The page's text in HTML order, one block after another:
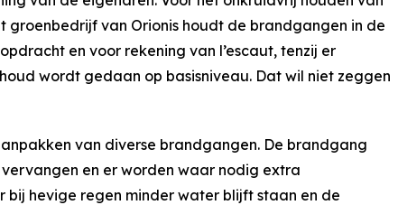
van Orionis houdt de brandgangen in de
en voor rekening van l’escaut, tenzij er
wordt gedaan op basisniveau. Dat wil niet zeggen
van diverse brandgangen. De brandgang
en er worden waar nodig extra
hevige regen minder water blijft staan en de